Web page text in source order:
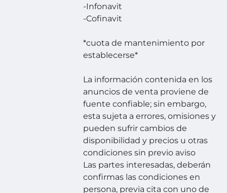
-Infonavit
-Cofinavit
*cuota de mantenimiento por
establecerse*
La información contenida en los
anuncios de venta proviene de
fuente confiable; sin embargo,
esta sujeta a errores, omisiones y
pueden sufrir cambios de
disponibilidad y precios u otras
condiciones sin previo aviso
Las partes interesadas, deberán
confirmas las condiciones en
persona, previa cita con uno de